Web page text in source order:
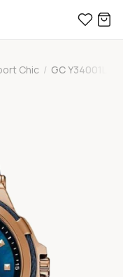
Chic / GC Y34001L7